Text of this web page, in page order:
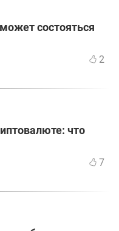
состояться
2
что
7